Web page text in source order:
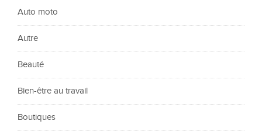
Auto moto
Autre
Beauté
Bien-être au travail
Boutiques